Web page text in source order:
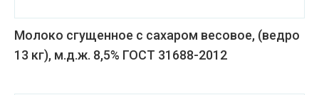
Молоко сгущенное с сахаром весовое, (ведро
13 кг), м.д.ж. 8,5% ГОСТ 31688-2012